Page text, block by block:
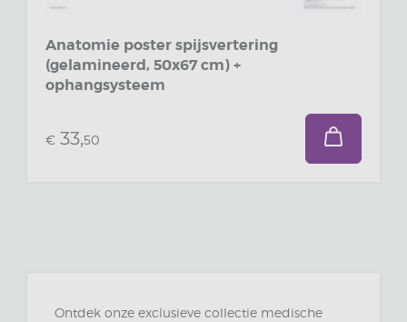
Anatomie poster spijsvertering
(gelamineerd, 50x67 cm) +
ophangsysteem
€ 33,50
Ontdek onze exclusieve collectie medische